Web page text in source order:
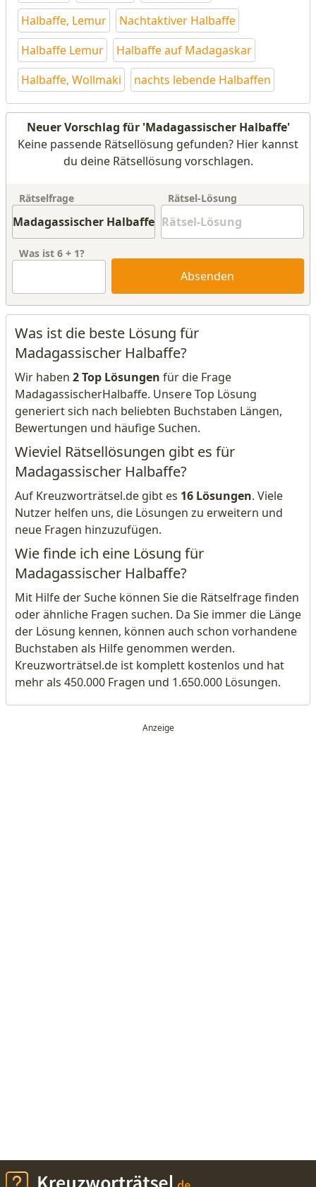
Halbaffe, Lemur
Nachtaktiver Halbaffe
Halbaffe Lemur
Halbaffe auf Madagaskar
Halbaffe, Wollmaki
nachts lebende Halbaffen
Neuer Vorschlag für 'Madagassischer Halbaffe'
Keine passende Rätsellösung gefunden? Hier kannst
du deine Rätsellösung vorschlagen.
Rätselfrage Rätsel-Lösung
Was ist 6 + 1?
Absenden
Was ist die beste Lösung für
Madagassischer Halbaffe?
Wir haben 2 Top Lösungen für die Frage
MadagassischerHalbaffe. Unsere Top Lösung
generiert sich nach beliebten Buchstaben Längen,
Bewertungen und häufige Suchen.
Wieviel Rätsellösungen gibt es für
Madagassischer Halbaffe?
Auf Kreuzworträtsel.de gibt es 16 Lösungen. Viele
Nutzer helfen uns, die Lösungen zu erweitern und
neue Fragen hinzuzufügen.
Wie finde ich eine Lösung für
Madagassischer Halbaffe?
Mit Hilfe der Suche können Sie die Rätselfrage finden
oder ähnliche Fragen suchen. Da Sie immer die Länge
der Lösung kennen, können auch schon vorhandene
Buchstaben als Hilfe genommen werden.
Kreuzworträtsel.de ist komplett kostenlos und hat
mehr als 450.000 Fragen und 1.650.000 Lösungen.